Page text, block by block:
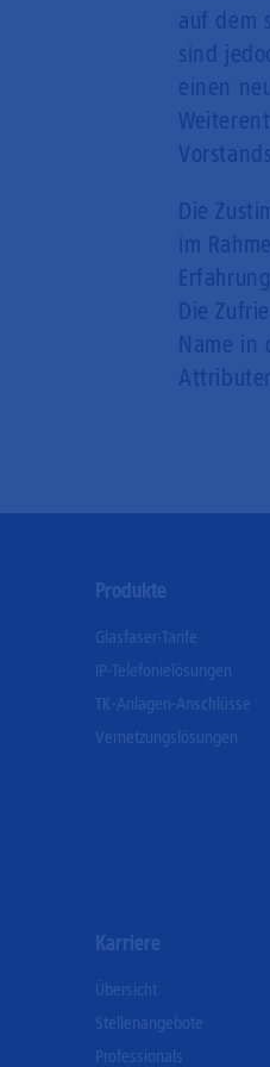
auf dem
sind
einen
Die
im
Die
Name in
Footer
Produkte
Glasfaser-Tarife
IP-Telefonielösungen
TK-Anlagen-Anschlüsse
Vernetzungslösungen
Karriere
Übersicht
Stellenangebote
Professionals